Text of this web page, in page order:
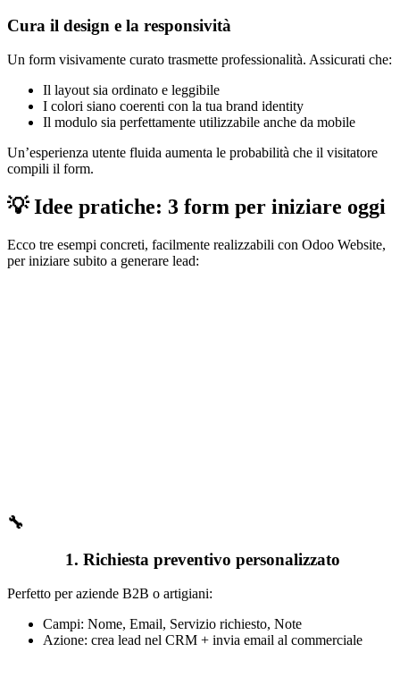
Cura il design e la responsività
Un form visivamente curato trasmette professionalità. Assicurati che:
Il layout sia ordinato e leggibile
I colori siano coerenti con la tua brand identity
Il modulo sia perfettamente utilizzabile anche da mobile
Un’esperienza utente fluida aumenta le probabilità che il visitatore
compili il form.
💡 Idee pratiche: 3 form per iniziare oggi
Ecco tre esempi concreti, facilmente realizzabili con Odoo Website,
per iniziare subito a generare lead:
🔧
1. Richiesta preventivo personalizzato
Perfetto per aziende B2B o artigiani:
Campi: Nome, Email, Servizio richiesto, Note
Azione: crea lead nel CRM + invia email al commerciale